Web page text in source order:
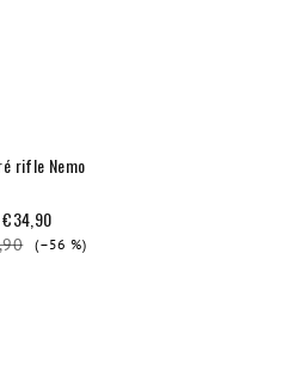
rifle Nemo
€34,90
(–56 %)